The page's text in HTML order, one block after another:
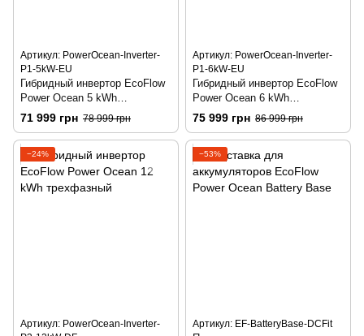
Артикул: PowerOcean-Inverter-
P1-5kW-EU
Гибридный инвертор EcoFlow
Power Ocean 5 kWh
однофазный
71 999 грн 78 999 грн
Артикул: PowerOcean-Inverter-
P1-6kW-EU
Гибридный инвертор EcoFlow
Power Ocean 6 kWh
однофазный
75 999 грн 86 999 грн
−24%
Артикул: PowerOcean-Inverter-
−53%
Артикул: EF-BatteryBase-DCFit